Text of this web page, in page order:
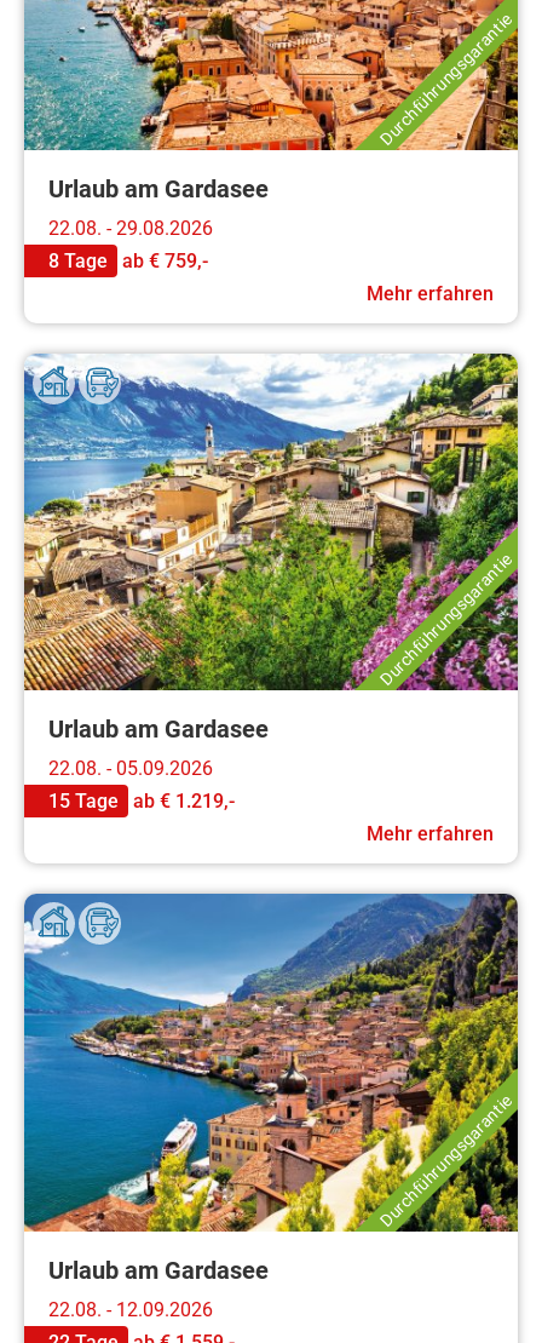
Durchführungsgarantie
Urlaub am Gardasee
22.08. - 29.08.2026
8 Tage
ab € 759,-
Mehr erfahren
Durchführungsgarantie
Urlaub am Gardasee
22.08. - 05.09.2026
15 Tage
ab € 1.219,-
Mehr erfahren
Durchführungsgarantie
Urlaub am Gardasee
22.08. - 12.09.2026